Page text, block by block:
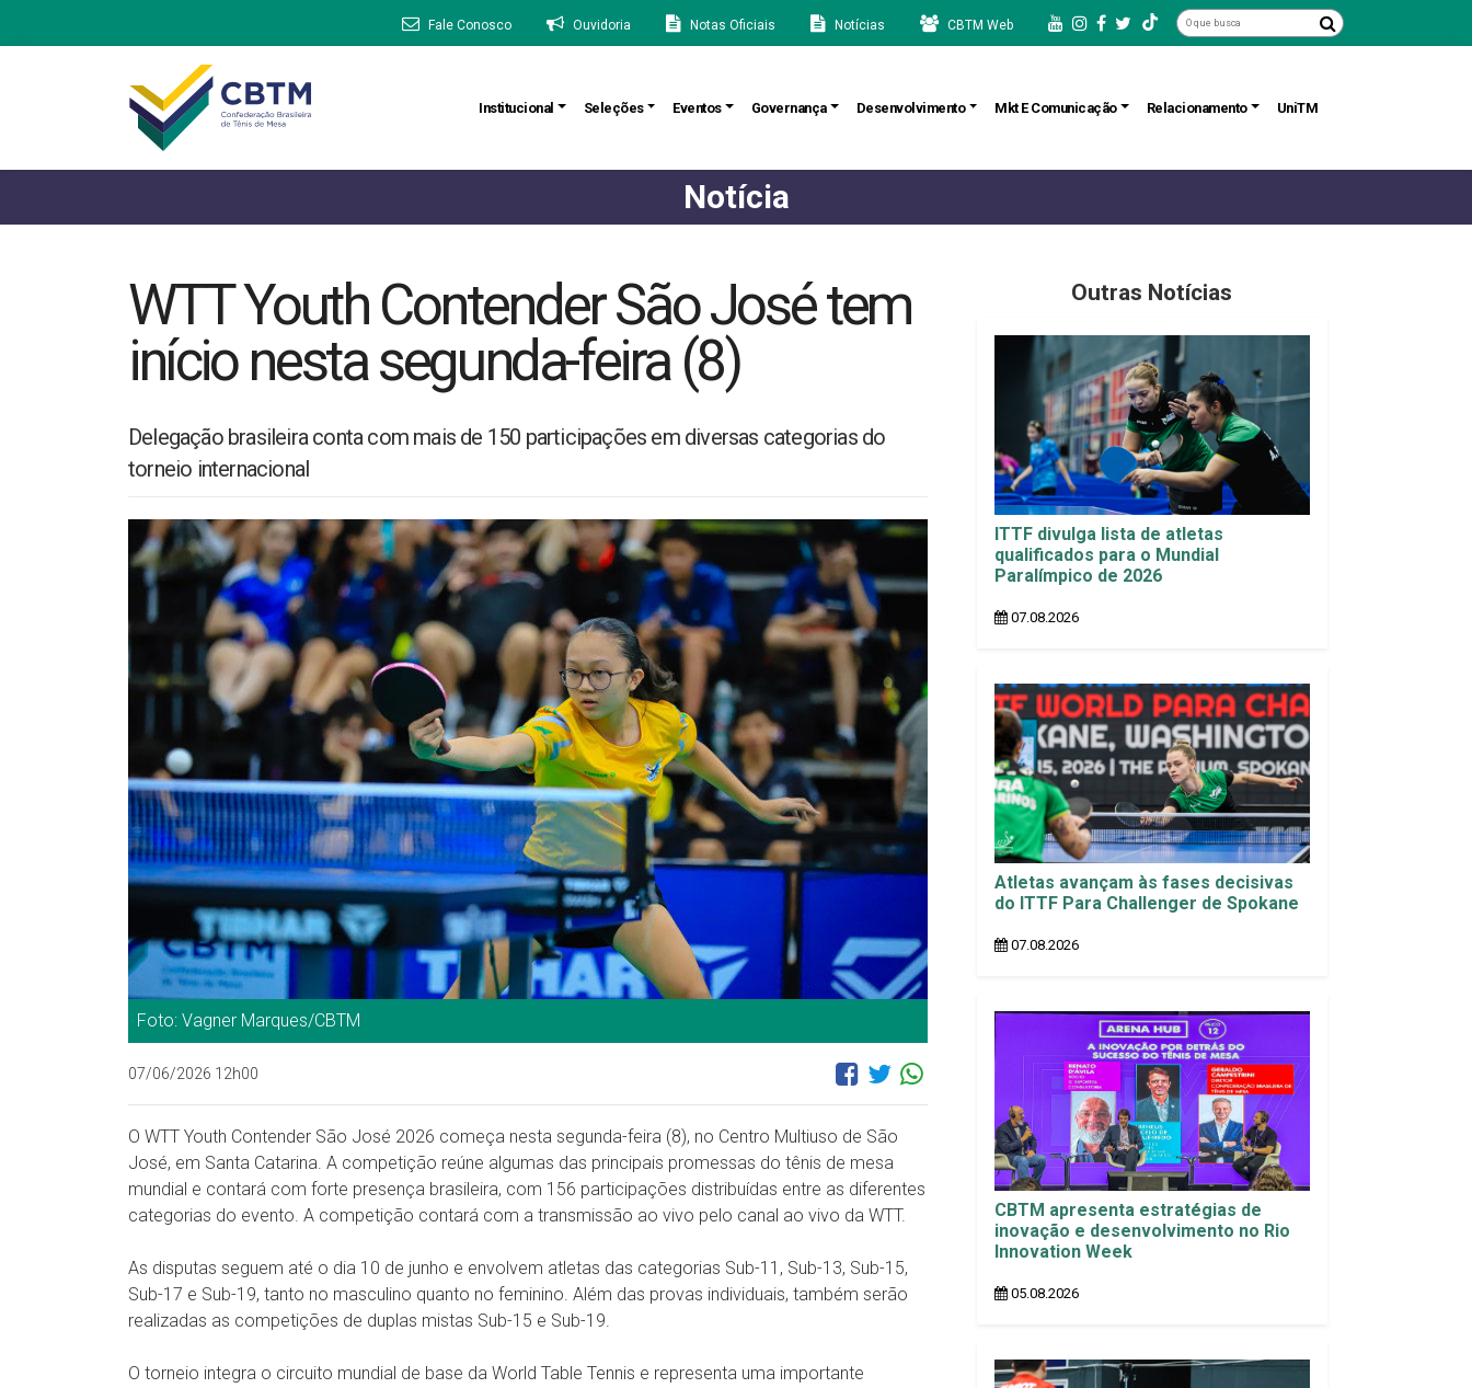
Fale Conosco Ouvidoria Notas Oficiais Notícias CBTM Web
Institucional Seleções Eventos Governança Desenvolvimento Mkt E Comunicação Relacionamento UniTM
Notícia
WTT Youth Contender São José tem
início nesta segunda-feira (8)
Delegação brasileira conta com mais de 150 participações em diversas categorias do
torneio internacional
Foto: Vagner Marques/CBTM
07/06/2026 12h00
O WTT Youth Contender São José 2026 começa nesta segunda-feira (8), no Centro Multiuso de São
José, em Santa Catarina. A competição reúne algumas das principais promessas do tênis de mesa
mundial e contará com forte presença brasileira, com 156 participações distribuídas entre as diferentes
categorias do evento. A competição contará com a transmissão ao vivo pelo canal ao vivo da WTT.
As disputas seguem até o dia 10 de junho e envolvem atletas das categorias Sub-11, Sub-13, Sub-15,
Sub-17 e Sub-19, tanto no masculino quanto no feminino. Além das provas individuais, também serão
realizadas as competições de duplas mistas Sub-15 e Sub-19.
O torneio integra o circuito mundial de base da World Table Tennis e representa uma importante
Outras Notícias
ITTF divulga lista de atletas
qualificados para o Mundial
Paralímpico de 2026
07.08.2026
Atletas avançam às fases decisivas
do ITTF Para Challenger de Spokane
07.08.2026
CBTM apresenta estratégias de
inovação e desenvolvimento no Rio
Innovation Week
05.08.2026